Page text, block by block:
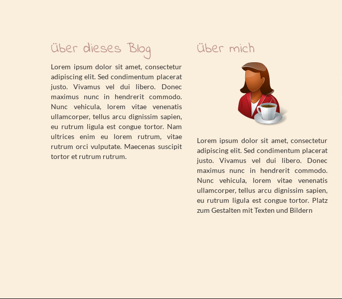
Über dieses Blog
Lorem ipsum dolor sit amet, consectetur
adipiscing elit. Sed condimentum placerat
justo. Vivamus vel dui libero. Donec
maximus nunc in hendrerit commodo.
Nunc vehicula, lorem vitae venenatis
ullamcorper, tellus arcu dignissim sapien,
eu rutrum ligula est congue tortor. Nam
ultrices enim eu lorem rutrum, vitae
rutrum orci vulputate. Maecenas suscipit
tortor et rutrum rutrum.
Über mich
Lorem ipsum dolor sit amet, consectetur
adipiscing elit. Sed condimentum placerat
justo. Vivamus vel dui libero. Donec
maximus nunc in hendrerit commodo.
Nunc vehicula, lorem vitae venenatis
ullamcorper, tellus arcu dignissim sapien,
eu rutrum ligula est congue tortor. Platz
zum Gestalten mit Texten und Bildern